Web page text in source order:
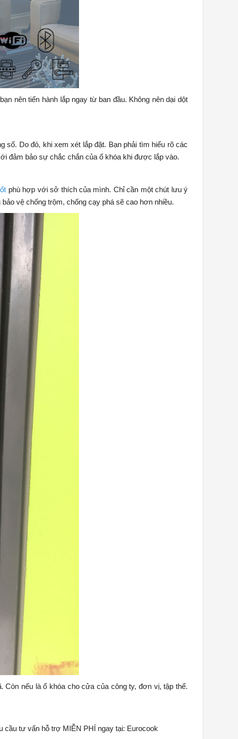
nên tiến hành lắp ngay từ ban đầu. Không nên dại dột
số. Do đó, khi xem xét lắp đặt. Bạn phải tìm hiểu rõ các
đảm bảo sự chắc chắn của ổ khóa khi được lắp vào.
phù hợp với sở thích của mình. Chỉ cần một chút lưu ý
vệ chống trộm, chống cạy phá sẽ cao hơn nhiều.
Còn nếu là ổ khóa cho cửa của công ty, đơn vị, tập thể.
cầu tư vấn hỗ trợ MIỄN PHÍ ngay tại: Eurocook